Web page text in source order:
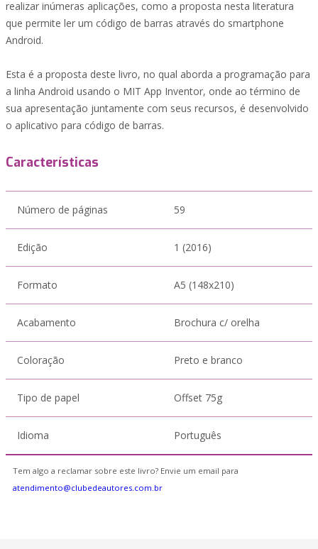
realizar inúmeras aplicações, como a proposta nesta literatura
que permite ler um código de barras através do smartphone
Android.
Esta é a proposta deste livro, no qual aborda a programação para
a linha Android usando o MIT App Inventor, onde ao término de
sua apresentação juntamente com seus recursos, é desenvolvido
o aplicativo para código de barras.
Características
Número de páginas 59
Edição 1 (2016)
Formato A5 (148x210)
Acabamento Brochura c/ orelha
Coloração Preto e branco
Tipo de papel Offset 75g
Idioma Português
Tem algo a reclamar sobre este livro? Envie um email para
atendimento@clubedeautores.com.br